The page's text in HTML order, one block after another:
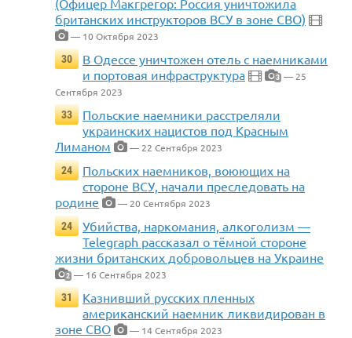
(Офицер Макгрегор: Россия уничтожила
британских инструкторов ВСУ в зоне СВО)
— 10 Октября 2023
30
В Одессе уничтожен отель с наемниками
и портовая инфраструктура
3 — 25
Сентября 2023
33
Польские наемники расстреляли
украинских нацистов под Красным
Лиманом
— 22 Сентября 2023
24
Польских наемников, воюющих на
стороне ВСУ, начали преследовать на
родине
— 20 Сентября 2023
24
Убийства, наркомания, алкоголизм —
Telegraph рассказал о тёмной стороне
жизни британских добровольцев на Украине
2 — 16 Сентября 2023
31
Казнивший русских пленных
американский наемник ликвидирован в
зоне СВО
— 14 Сентября 2023